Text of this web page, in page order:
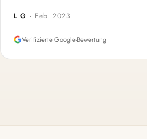
L G · Feb. 2023
Verifizierte Google-Bewertung